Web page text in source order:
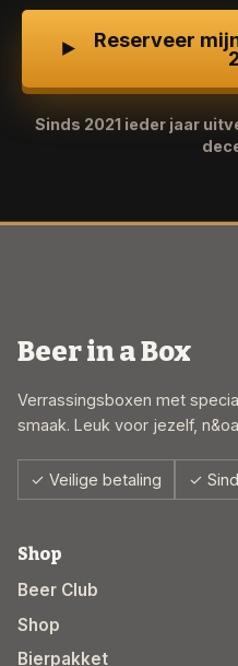
Reserveer
Sinds 2021 ieder jaar
Beer in a Box
Verrassingsboxen met
smaak. Leuk voor jezelf,
✓ Veilige betaling ✓
Shop
Beer Club
Shop
Bierpakket